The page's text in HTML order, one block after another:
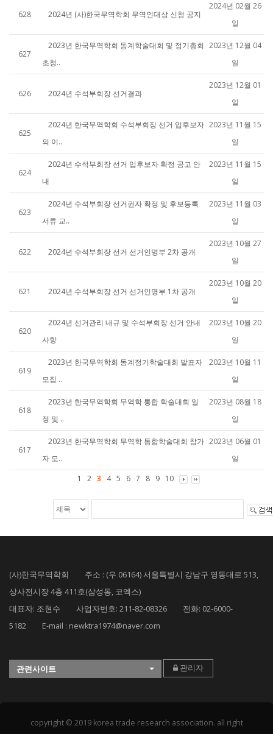
628 2024년 (사)한국무역학회 무역인대상 신청 공지
2024년 02월 26
일
627
2023년 한국무역학회 동계학술대회 및 정기총회
초청..
2023년 12월 04
일
626 2024년 수석부회장 선거결과
2023년 12월 01
일
625
2024년 한국무역학회 수석부회장 선거 입후보자
의 이..
2023년 11월 15
일
624
2024년 수석부회장 선거 입후보자 확정 공고 안
내
2023년 11월 15
일
623
2024년 수석부회장 선거권자 확정 및 후보등록
서류 교..
2023년 11월 03
일
622 2024년 수석부회장 선거 선거인명부 2차 공개
2023년 10월 27
일
621 2024년 수석부회장 선거 선거인명부 1차 공개
2023년 10월 20
일
620
2024년 선거관리 내규 및 수석부회장 선거 안내
사항
2023년 10월 20
일
619
2023년 한국무역학회 동계정기학술대회 발표자
모집 ..
2023년 10월 11
일
618
2023년 한국무역학회 무역학 통합 학술대회 일
정 및 ..
2023년 08월 18
일
617
2023년 한국무역학회 무역학 통합학술대회 참가
자 모..
2023년 06월 01
일
1
2 3 4 5 6 7 8 9 10
(사)한국무역학회 주소 : (우 06164) 서울특별시 강남구 영동대로 513,
상사전시장 4층 411호(삼성동, 코엑스)
대표자: 조현수 사업자번호: 211-82-08326 전화: 02-6000-
5182 E-mail : newktra1974@naver.com
관련사이트 관리자
copyright © 2019 korea trade research association. all right